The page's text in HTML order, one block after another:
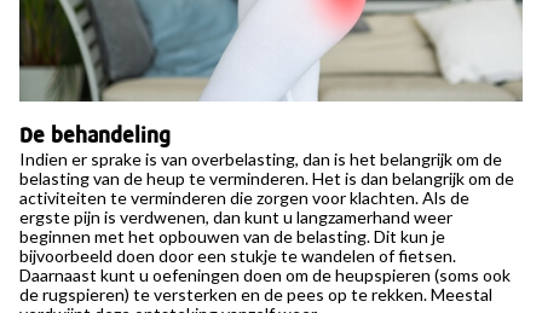
De behandeling
Indien er sprake is van overbelasting, dan is het belangrijk om de
belasting van de heup te verminderen. Het is dan belangrijk om de
activiteiten te verminderen die zorgen voor klachten. Als de
ergste pijn is verdwenen, dan kunt u langzamerhand weer
beginnen met het opbouwen van de belasting. Dit kun je
bijvoorbeeld doen door een stukje te wandelen of fietsen.
Daarnaast kunt u oefeningen doen om de heupspieren (soms ook
de rugspieren) te versterken en de pees op te rekken. Meestal